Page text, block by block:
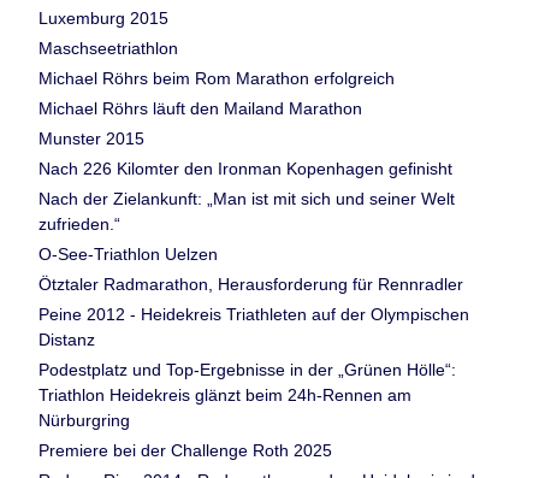
Luxemburg 2015
Maschseetriathlon
Michael Röhrs beim Rom Marathon erfolgreich
Michael Röhrs läuft den Mailand Marathon
Munster 2015
Nach 226 Kilomter den Ironman Kopenhagen gefinisht
Nach der Zielankunft: „Man ist mit sich und seiner Welt
zufrieden.“
O-See-Triathlon Uelzen
Ötztaler Radmarathon, Herausforderung für Rennradler
Peine 2012 - Heidekreis Triathleten auf der Olympischen
Distanz
Podestplatz und Top-Ergebnisse in der „Grünen Hölle“:
Triathlon Heidekreis glänzt beim 24h-Rennen am
Nürburgring
Premiere bei der Challenge Roth 2025